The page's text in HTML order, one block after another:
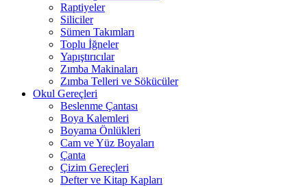
Raptiyeler
Siliciler
Sümen Takımları
Toplu İğneler
Yapıştırıcılar
Zımba Makinaları
Zımba Telleri ve Sökücüler
Okul Gereçleri
Beslenme Çantası
Boya Kalemleri
Boyama Önlükleri
Cam ve Yüz Boyaları
Çanta
Çizim Gereçleri
Defter ve Kitap Kapları